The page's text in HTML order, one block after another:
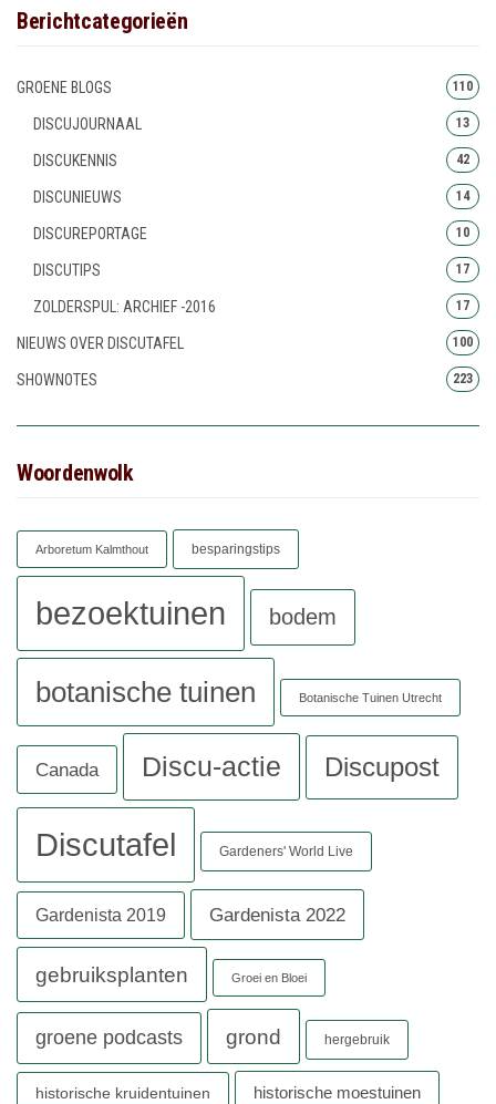
Berichtcategorieën
GROENE BLOGS 110
DISCUJOURNAAL 13
DISCUKENNIS 42
DISCUNIEUWS 14
DISCUREPORTAGE 10
DISCUTIPS 17
ZOLDERSPUL: ARCHIEF -2016 17
NIEUWS OVER DISCUTAFEL 100
SHOWNOTES 223
Woordenwolk
Arboretum Kalmthout besparingstips
bezoektuinen bodem
botanische tuinen Botanische Tuinen Utrecht
Canada Discu-actie Discupost
Discutafel Gardeners' World Live
Gardenista 2019 Gardenista 2022
gebruiksplanten Groei en Bloei
groene podcasts grond hergebruik
historische kruidentuinen historische moestuinen